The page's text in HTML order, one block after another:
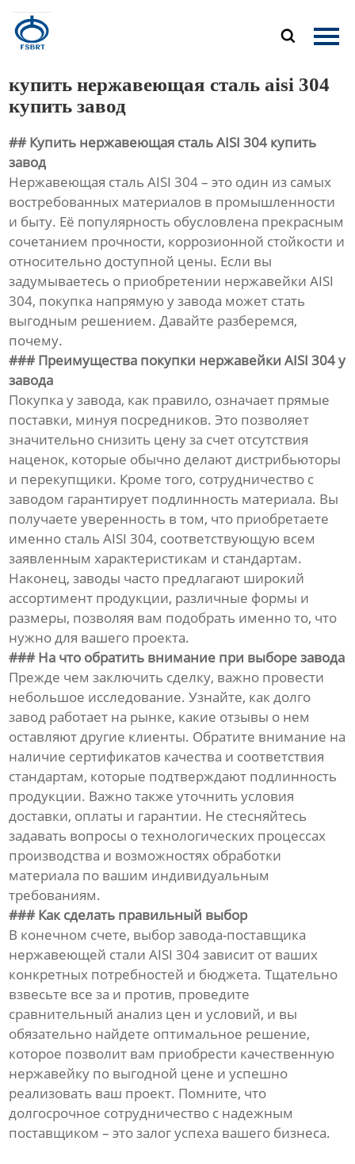

Главная
Новости
Контакты
купить нержавеющая сталь aisi 304
купить завод
## Купить нержавеющая сталь AISI 304 купить
завод
Нержавеющая сталь AISI 304 – это один из самых
востребованных материалов в промышленности
и быту. Её популярность обусловлена прекрасным
сочетанием прочности, коррозионной стойкости и
относительно доступной цены. Если вы
задумываетесь о приобретении нержавейки AISI
304, покупка напрямую у завода может стать
выгодным решением. Давайте разберемся,
почему.
### Преимущества покупки нержавейки AISI 304 у
завода
Покупка у завода, как правило, означает прямые
поставки, минуя посредников. Это позволяет
значительно снизить цену за счет отсутствия
наценок, которые обычно делают дистрибьюторы
и перекупщики. Кроме того, сотрудничество с
заводом гарантирует подлинность материала. Вы
получаете уверенность в том, что приобретаете
именно сталь AISI 304, соответствующую всем
заявленным характеристикам и стандартам.
Наконец, заводы часто предлагают широкий
ассортимент продукции, различные формы и
размеры, позволяя вам подобрать именно то, что
нужно для вашего проекта.
### На что обратить внимание при выборе завода
Прежде чем заключить сделку, важно провести
небольшое исследование. Узнайте, как долго
завод работает на рынке, какие отзывы о нем
оставляют другие клиенты. Обратите внимание на
наличие сертификатов качества и соответствия
стандартам, которые подтверждают подлинность
продукции. Важно также уточнить условия
доставки, оплаты и гарантии. Не стесняйтесь
задавать вопросы о технологических процессах
производства и возможностях обработки
материала по вашим индивидуальным
требованиям.
### Как сделать правильный выбор
В конечном счете, выбор завода-поставщика
нержавеющей стали AISI 304 зависит от ваших
конкретных потребностей и бюджета. Тщательно
взвесьте все за и против, проведите
сравнительный анализ цен и условий, и вы
обязательно найдете оптимальное решение,
которое позволит вам приобрести качественную
нержавейку по выгодной цене и успешно
реализовать ваш проект. Помните, что
долгосрочное сотрудничество с надежным
поставщиком – это залог успеха вашего бизнеса.